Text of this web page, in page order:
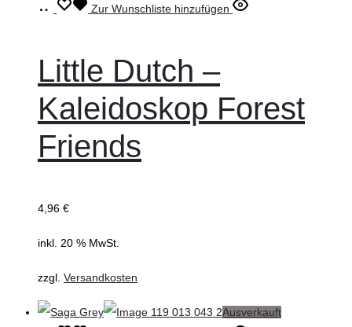
WeiterlesenZur Wunschliste hinzufügen
Little Dutch –
Kaleidoskop Forest
Friends
4,96 €
inkl. 20 % MwSt.
zzgl. Versandkosten
Ausverkauft